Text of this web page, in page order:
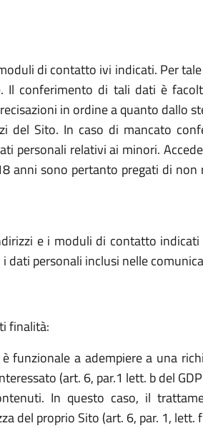
di contatto ivi indicati. Per
conferimento di tali dati è
in ordine a quanto dallo
Sito. In caso di mancato
personali relativi ai minori.
anni sono pertanto pregati di
e i moduli di contatto
personali inclusi nelle
finalità:
a adempiere a una
(art. 6, par.1 lett. b del
In questo caso, il
del proprio Sito (art. 6, par. 1, lett. f